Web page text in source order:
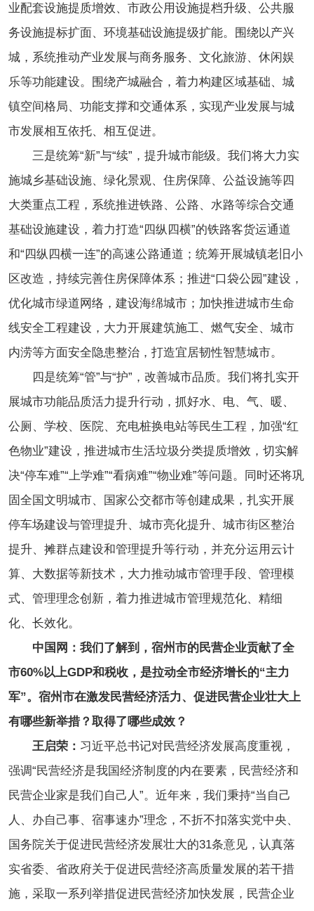
业配套设施提质增效、市政公用设施提档升级、公共服
务设施提标扩面、环境基础设施提级扩能。围绕以产兴
城，系统推动产业发展与商务服务、文化旅游、休闲娱
乐等功能建设。围绕产城融合，着力构建区域基础、城
镇空间格局、功能支撑和交通体系，实现产业发展与城
市发展相互依托、相互促进。
三是统筹“新”与“续”，提升城市能级。我们将大力实
施城乡基础设施、绿化景观、住房保障、公益设施等四
大类重点工程，系统推进铁路、公路、水路等综合交通
基础设施建设，着力打造“四纵四横”的铁路客货运通道
和“四纵四横一连”的高速公路通道；统筹开展城镇老旧小
区改造，持续完善住房保障体系；推进“口袋公园”建设，
优化城市绿道网络，建设海绵城市；加快推进城市生命
线安全工程建设，大力开展建筑施工、燃气安全、城市
内涝等方面安全隐患整治，打造宜居韧性智慧城市。
四是统筹“管”与“护”，改善城市品质。我们将扎实开
展城市功能品质活力提升行动，抓好水、电、气、暖、
公厕、学校、医院、充电桩换电站等民生工程，加强“红
色物业”建设，推进城市生活垃圾分类提质增效，切实解
决“停车难”“上学难”“看病难”“物业难”等问题。同时还将巩
固全国文明城市、国家公交都市等创建成果，扎实开展
停车场建设与管理提升、城市亮化提升、城市街区整治
提升、摊群点建设和管理提升等行动，并充分运用云计
算、大数据等新技术，大力推动城市管理手段、管理模
式、管理理念创新，着力推进城市管理规范化、精细
化、长效化。
中国网：我们了解到，宿州市的民营企业贡献了全
市60%以上GDP和税收，是拉动全市经济增长的“主力
军”。宿州市在激发民营经济活力、促进民营企业壮大上
有哪些新举措？取得了哪些成效？
王启荣： 习近平总书记对民营经济发展高度重视，
强调“民营经济是我国经济制度的内在要素，民营经济和
民营企业家是我们自己人”。近年来，我们秉持“当自己
人、办自己事、宿事速办”理念，不折不扣落实党中央、
国务院关于促进民营经济发展壮大的31条意见，认真落
实省委、省政府关于促进民营经济高质量发展的若干措
施，采取一系列举措促进民营经济加快发展，民营企业